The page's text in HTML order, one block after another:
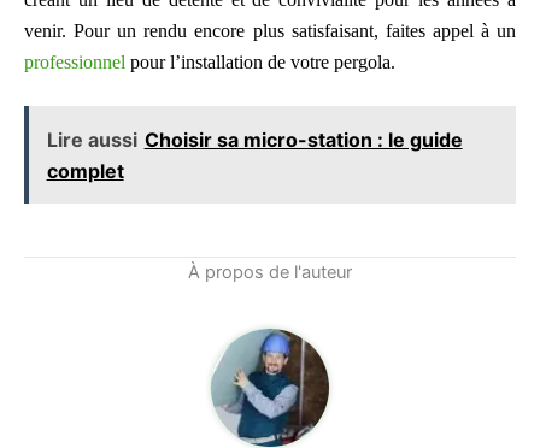
venir. Pour un rendu encore plus satisfaisant, faites appel à un
professionnel pour l’installation de votre pergola.
Lire aussi Choisir sa micro-station : le guide
complet
À propos de l'auteur